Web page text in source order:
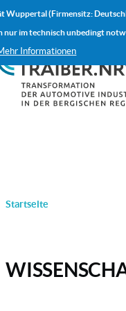
Wuppertal (Firmensitz:
nur im technisch unbedingt
Informationen
Startseite